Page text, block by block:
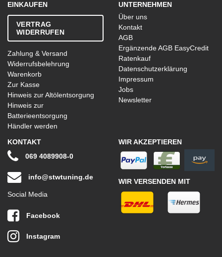
EINKAUFEN
VERTRAG
WIDERRUFEN
Zahlung & Versand
Widerrufsbelehrung
Warenkorb
Zur Kasse
Hinweis zur Altölentsorgung
Hinweis zur
Batterieentsorgung
Händler werden
UNTERNEHMEN
Über uns
Kontakt
AGB
Ergänzende AGB EasyCredit
Ratenkauf
Datenschutzerklärung
Impressum
Jobs
Newsletter
KONTAKT
069 4089908-0
info@stwtuning.de
Social Media
Facebook
Instagram
WIR AKZEPTIEREN
WIR VERSENDEN MIT